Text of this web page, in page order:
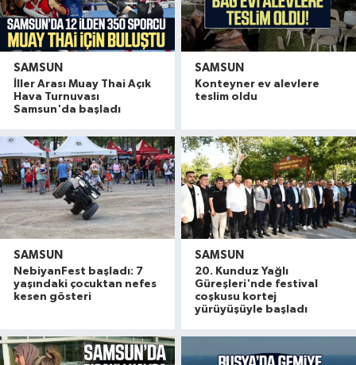
SAMSUN
İller Arası Muay Thai Açık
Hava Turnuvası
Samsun'da başladı
SAMSUN
Konteyner ev alevlere
teslim oldu
SAMSUN
NebiyanFest başladı: 7
yaşındaki çocuktan nefes
kesen gösteri
SAMSUN
20. Kunduz Yağlı
Güreşleri'nde festival
coşkusu kortej
yürüyüşüyle başladı